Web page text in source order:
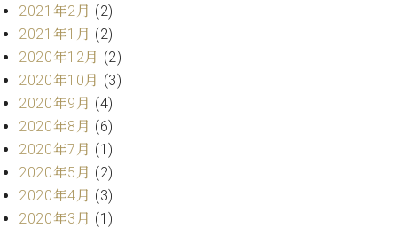
ー
テ
ィ
ス
ト
カ
ス
タ
マ
ー
サ
ー
2021年2月 (2)
2021年1月 (2)
2020年12月 (2)
2020年10月 (3)
2020年9月 (4)
2020年8月 (6)
2020年7月 (1)
2020年5月 (2)
2020年4月 (3)
2020年3月 (1)